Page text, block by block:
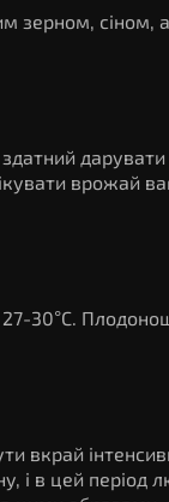
зерном, сіном,
врожай
27-30°C.
вкрай
і в цей період